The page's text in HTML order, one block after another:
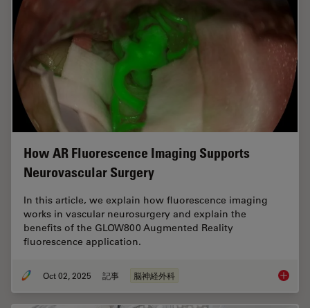
How AR Fluorescence Imaging Supports
Neurovascular Surgery
In this article, we explain how fluorescence imaging
works in vascular neurosurgery and explain the
benefits of the GLOW800 Augmented Reality
fluorescence application.
Oct 02, 2025 記事 脳神経外科 How